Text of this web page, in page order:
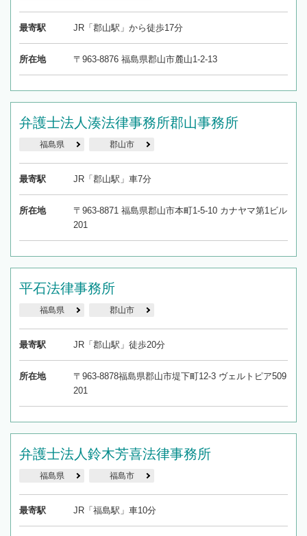
最寄駅 JR「郡山駅」から徒歩17分
所在地 〒963-8876 福島県郡山市麓山1-2-13
弁護士法人湊法律事務所郡山事務所
福島県 郡山市
最寄駅 JR「郡山駅」車7分
所在地
〒963-8871 福島県郡山市本町1-5-10 カナヤマ第1ビル
201
平石法律事務所
福島県 郡山市
最寄駅 JR「郡山駅」徒歩20分
所在地
〒963-8878福島県郡山市堤下町12-3 ヴェルトピア509
201
弁護士法人鈴木芳喜法律事務所
福島県 福島市
最寄駅 JR「福島駅」車10分